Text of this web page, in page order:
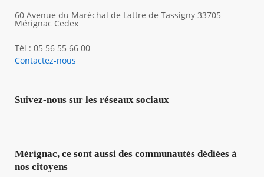
60 Avenue du Maréchal de Lattre de Tassigny 33705
Mérignac Cedex
Tél : 05 56 55 66 00
Contactez-nous
Suivez-nous sur les réseaux sociaux
Mérignac, ce sont aussi des communautés dédiées à
nos citoyens